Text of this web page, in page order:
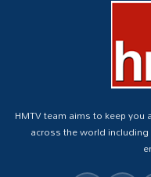
HMTV team aims to keep
across the world